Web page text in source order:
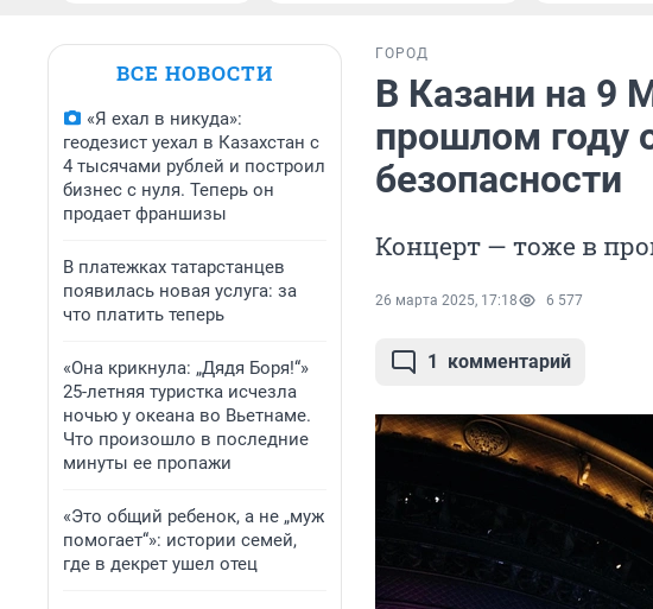
ВСЕ НОВОСТИ
«Я ехал в никуда»:
геодезист уехал в Казахстан с
4 тысячами рублей и построил
бизнес с нуля. Теперь он
продает франшизы
В платежках татарстанцев
появилась новая услуга: за
что платить теперь
«Она крикнула: „Дядя Боря!“»
25-летняя туристка исчезла
ночью у океана во Вьетнаме.
Что произошло в последние
минуты ее пропажи
«Это общий ребенок, а не „муж
помогает“»: истории семей,
где в декрет ушел отец
ГОРОД
В Казани на 9
прошлом году
безопасности
Концерт — тоже в
26 марта 2025, 17:18 6 577
1 комментарий